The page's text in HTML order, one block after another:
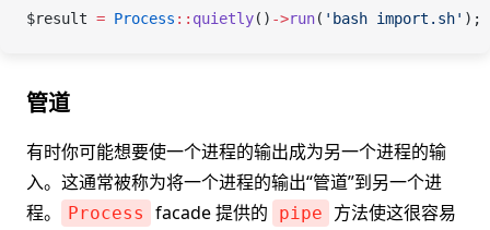
$result = Process :: quietly() ->run( 'bash import.sh' );
管道
有时你可能想要使一个进程的输出成为另一个进程的输
入。这通常被称为将一个进程的输出“管道”到另一个进
程。
Process facade 提供的 pipe
方法使这很容易